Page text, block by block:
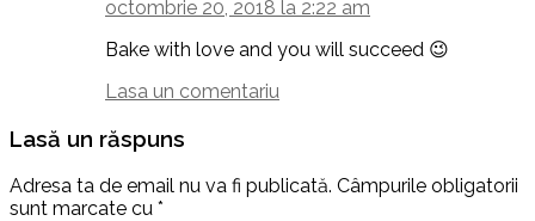
octombrie 20, 2018 la 2:22 am
Bake with love and you will succeed 😉
Lasa un comentariu
Lasă un răspuns
Adresa ta de email nu va fi publicată. Câmpurile obligatorii
sunt marcate cu *